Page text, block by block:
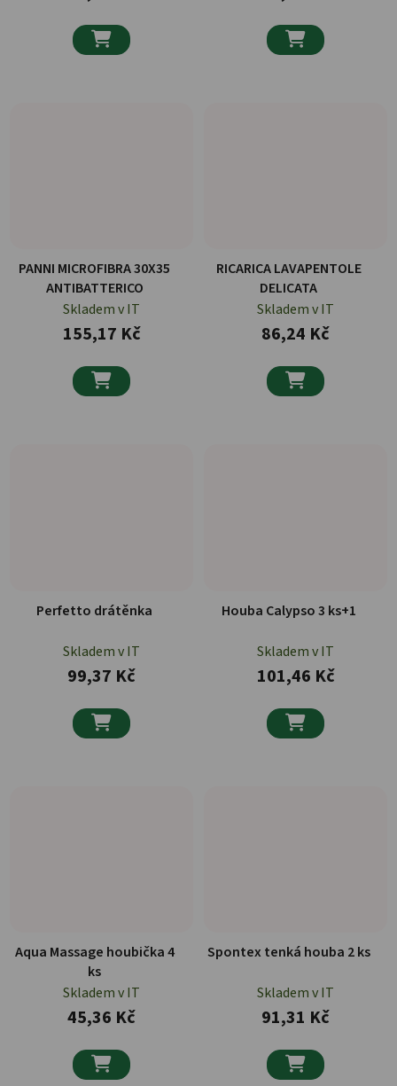
 
PANNI MICROFIBRA 30X35
ANTIBATTERICO
Skladem v IT
155,17 Kč

RICARICA LAVAPENTOLE
DELICATA
Skladem v IT
86,24 Kč

Perfetto drátěnka
Skladem v IT
99,37 Kč

Houba Calypso 3 ks+1
Skladem v IT
101,46 Kč

Aqua Massage houbička 4
ks
Skladem v IT
45,36 Kč

Spontex tenká houba 2 ks
Skladem v IT
91,31 Kč
